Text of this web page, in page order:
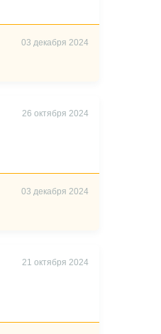
03 декабря 2024
26 октября 2024
03 декабря 2024
21 октября 2024